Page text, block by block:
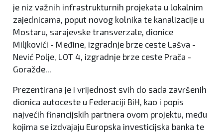
je niz važnih infrastrukturnih projekata u lokalnim
zajednicama, poput novog kolnika te kanalizacije u
Mostaru, sarajevske transverzale, dionice
Miljkovići - Međine, izgradnje brze ceste Lašva -
Nević Polje, LOT 4, izgradnje brze ceste Prača -
Goražde...
Prezentirana je i vrijednost svih do sada završenih
dionica autoceste u Federaciji BiH, kao i popis
najvećih financijskih partnera ovom projektu, među
kojima se izdvajaju Europska investicijska banka te